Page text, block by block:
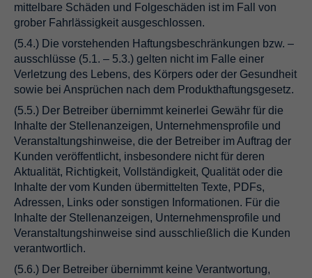
mittelbare Schäden und Folgeschäden ist im Fall von
grober Fahrlässigkeit ausgeschlossen.
(5.4.) Die vorstehenden Haftungsbeschränkungen bzw. –
ausschlüsse (5.1. – 5.3.) gelten nicht im Falle einer
Verletzung des Lebens, des Körpers oder der Gesundheit
sowie bei Ansprüchen nach dem Produkthaftungsgesetz.
(5.5.) Der Betreiber übernimmt keinerlei Gewähr für die
Inhalte der Stellenanzeigen, Unternehmensprofile und
Veranstaltungshinweise, die der Betreiber im Auftrag der
Kunden veröffentlicht, insbesondere nicht für deren
Aktualität, Richtigkeit, Vollständigkeit, Qualität oder die
Inhalte der vom Kunden übermittelten Texte, PDFs,
Adressen, Links oder sonstigen Informationen. Für die
Inhalte der Stellenanzeigen, Unternehmensprofile und
Veranstaltungshinweise sind ausschließlich die Kunden
verantwortlich.
(5.6.) Der Betreiber übernimmt keine Verantwortung,